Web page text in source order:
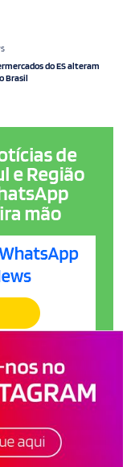
do ES alteram
Brasil